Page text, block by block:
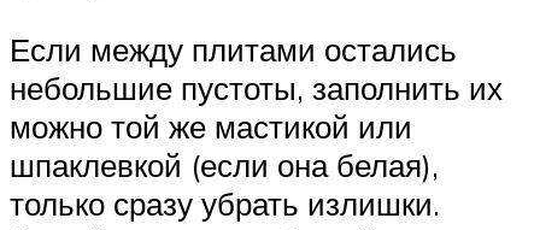
Если между плитами остались
небольшие пустоты, заполнить их
можно той же мастикой или
шпаклевкой (если она белая),
только сразу убрать излишки.